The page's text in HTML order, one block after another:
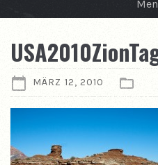
KONTAKT
ÜBER MICH
MÄRZ 12, 2010